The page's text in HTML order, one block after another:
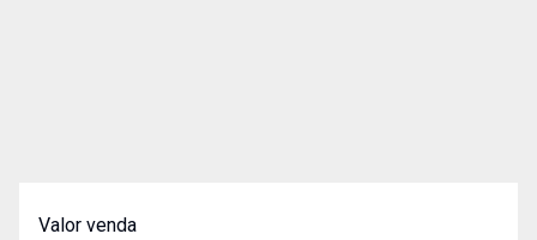
Valor venda